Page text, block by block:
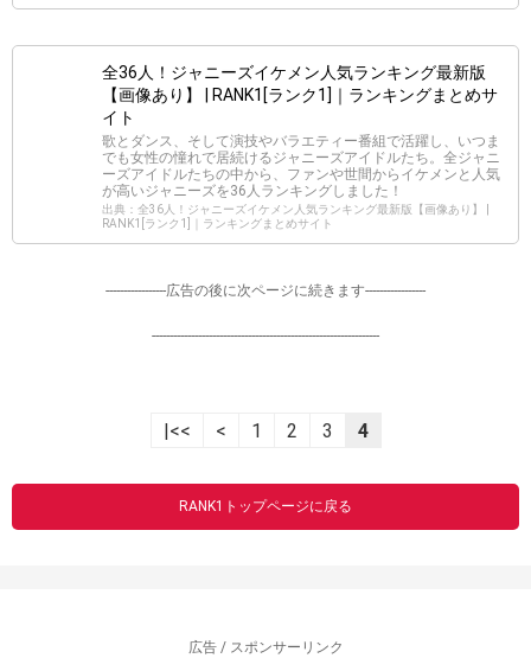
全36人！ジャニーズイケメン人気ランキング最新版
【画像あり】 | RANK1[ランク1]｜ランキングまとめサ
イト
歌とダンス、そして演技やバラエティー番組で活躍し、いつま
でも女性の憧れで居続けるジャニーズアイドルたち。全ジャニ
ーズアイドルたちの中から、ファンや世間からイケメンと人気
が高いジャニーズを36人ランキングしました！
出典：全36人！ジャニーズイケメン人気ランキング最新版【画像あり】 |
RANK1[ランク1]｜ランキングまとめサイト
-----------------広告の後に次ページに続きます-----------------
----------------------------------------------------------------
|<< < 1 2 3 4
RANK1トップページに戻る
広告 / スポンサーリンク